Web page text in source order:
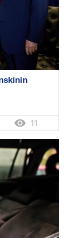
 11